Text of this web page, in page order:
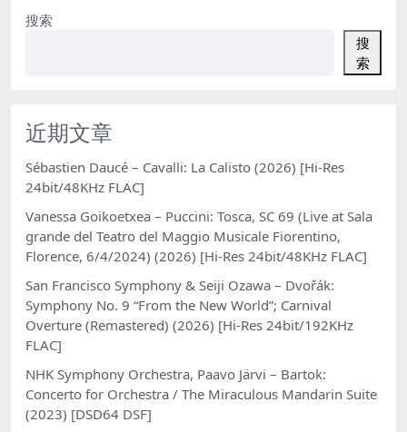
搜索
搜
索
近期文章
Sébastien Daucé – Cavalli: La Calisto (2026) [Hi-Res
24bit/48KHz FLAC]
Vanessa Goikoetxea – Puccini: Tosca, SC 69 (Live at Sala
grande del Teatro del Maggio Musicale Fiorentino,
Florence, 6/4/2024) (2026) [Hi-Res 24bit/48KHz FLAC]
San Francisco Symphony & Seiji Ozawa – Dvořák:
Symphony No. 9 “From the New World”; Carnival
Overture (Remastered) (2026) [Hi-Res 24bit/192KHz
FLAC]
NHK Symphony Orchestra, Paavo Järvi – Bartok:
Concerto for Orchestra / The Miraculous Mandarin Suite
(2023) [DSD64 DSF]